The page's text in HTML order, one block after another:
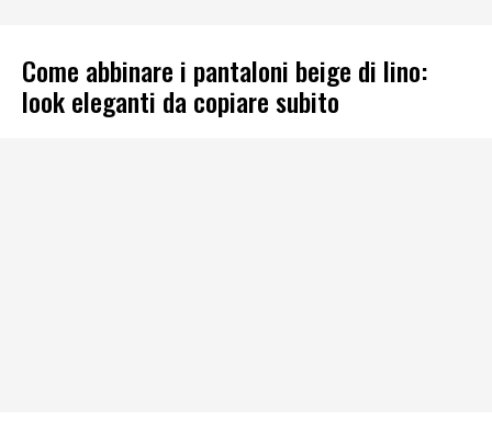
Come abbinare i pantaloni beige di lino:
look eleganti da copiare subito